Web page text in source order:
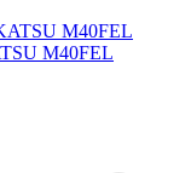
M40FEL